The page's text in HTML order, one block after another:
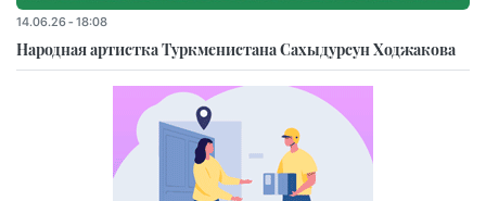
14.06.26 - 18:08
Народная артистка Туркменистана Сахыдурсун Ходжакова